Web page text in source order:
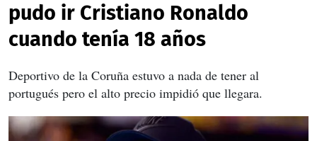
pudo ir Cristiano Ronaldo
cuando tenía 18 años
Deportivo de la Coruña estuvo a nada de tener al
portugués pero el alto precio impidió que llegara.